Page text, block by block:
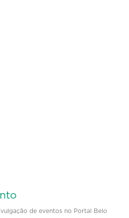
de eventos no Portal Belo